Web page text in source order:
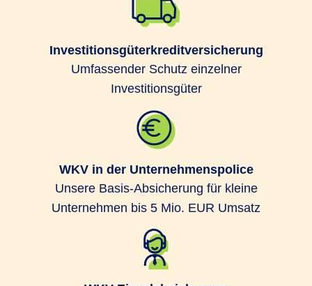
Investitionsgüterkreditversicherung
Umfassender Schutz einzelner
Investitionsgüter
WKV in der Unternehmenspolice
Unsere Basis-Absicherung für kleine
Unternehmen bis 5 Mio. EUR Umsatz